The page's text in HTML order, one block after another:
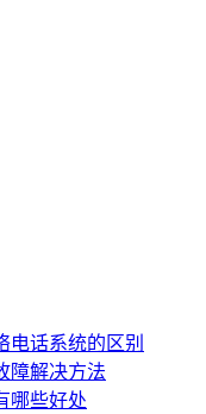
电话系统的区别
障解决方法
哪些好处